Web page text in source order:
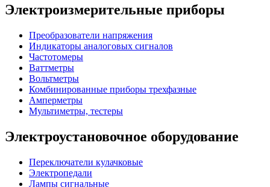
Электроизмерительные приборы
Преобразователи напряжения
Индикаторы аналоговых сигналов
Частотомеры
Ваттметры
Вольтметры
Комбинированные приборы трехфазные
Амперметры
Мультиметры, тестеры
Электроустановочное оборудование
Переключатели кулачковые
Электропедали
Лампы сигнальные